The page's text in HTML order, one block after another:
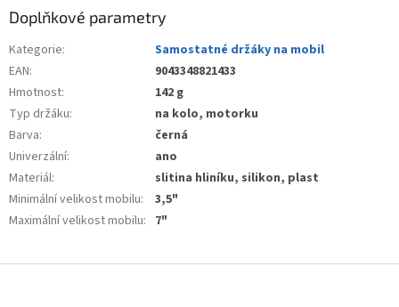
Doplňkové parametry
Kategorie:
Samostatné držáky na mobil
EAN:
9043348821433
Hmotnost:
142 g
Typ držáku:
na kolo, motorku
Barva:
černá
Univerzální:
ano
Materiál:
slitina hliníku, silikon, plast
Minimální velikost mobilu:
3,5"
Maximální velikost mobilu: 7"